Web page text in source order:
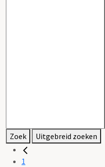
Zoek Uitgebreid zoeken
1